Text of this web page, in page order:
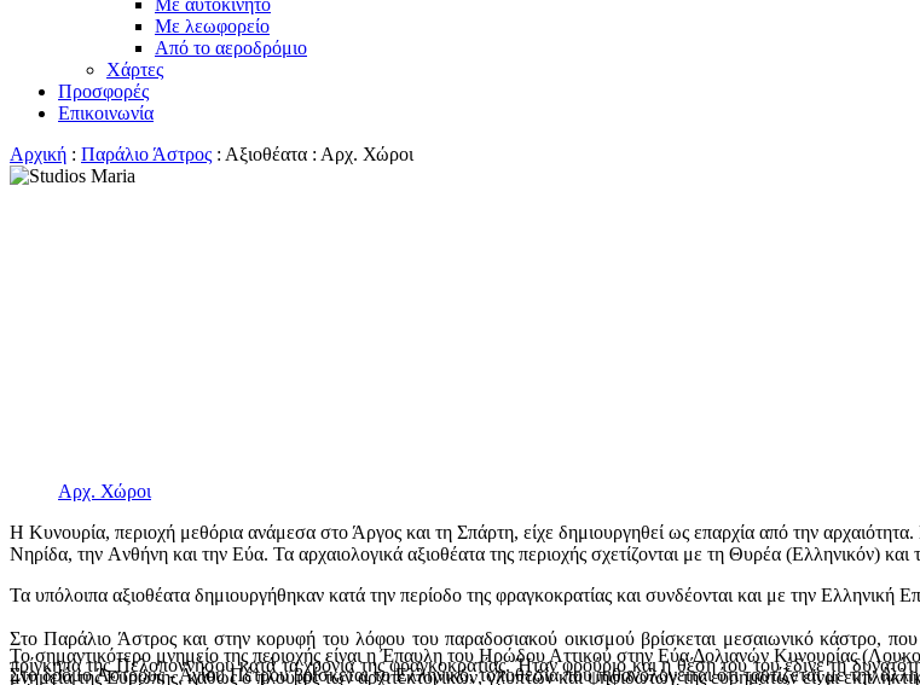
Με αυτοκίνητο
Με λεωφορείο
Από το αεροδρόμιο
Χάρτες
Προσφορές
Επικοινωνία
Αρχική : Παράλιο Άστρος : Αξιοθέατα : Αρχ. Χώροι
Αρχ. Χώροι
Η Κυνουρία, περιοχή μεθόρια ανάμεσα στο Άργος και τη Σπάρτη, είχε δημιουργηθεί ως επαρχία από την
Nηρίδα, την Aνθήνη και την Eύα. Τα αρχαιολογικά αξιοθέατα της περιοχής σχετίζονται με τη Θυρέα (Ελληνικόν)
Τα υπόλοιπα αξιοθέατα δημιουργήθηκαν κατά την περίοδο της φραγκοκρατίας και συνδέονται και με την
Στο Παράλιο Άστρος και στην κορυφή του λόφου του παραδοσιακού οικισμού βρίσκεται μεσαιωνικό κάστρο,
πρίγκηπα της Πελοποννήσου κατά τα χρόνια της φραγκοκρατίας. Ήταν φρούριο και η θέση του του έδινε τη
Το σημαντικότερο μνημείο της περιοχής είναι η Έπαυλη του Ηρώδου Αττικού στην Εύα Δολιανών Κυνουρίας
μνημεία της Ευρώπης, καθώς ο πλούτος των αρχιτεκτονικών, γλυπτών και ψηφιδωτών της ευρημάτων είναι
Στο δρόμο Άστρους - Αγίου Πέτρου βρίσκεται το Ελληνικό, τοποθεσία που πιθανολογείται ότι ταυτίζεται με την